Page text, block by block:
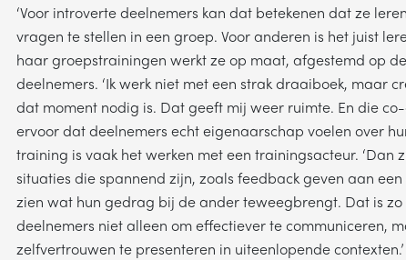
‘Voor introverte deelnemers kan dat betekenen dat ze
vragen te stellen in een groep. Voor anderen is het juist
haar groepstrainingen werkt ze op maat, afgestemd op
deelnemers. ‘Ik werk niet met een strak draaiboek, maar
dat moment nodig is. Dat geeft mij weer ruimte. En die
ervoor dat deelnemers echt eigenaarschap voelen over
training is vaak het werken met een trainingsacteur. ‘Dan
situaties die spannend zijn, zoals feedback geven aan
zien wat hun gedrag bij de ander teweegbrengt. Dat is
deelnemers niet alleen om effectiever te communiceren,
zelfvertrouwen te presenteren in uiteenlopende contexten.’
Waar gaat je vraag over?
NAAM
TELEFOONNUMMER